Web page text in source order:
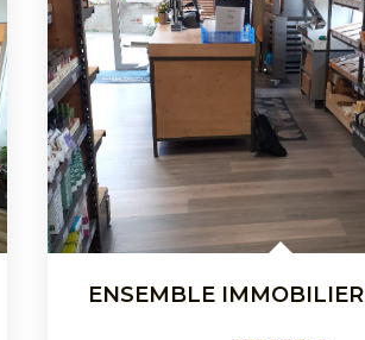
ENSEMBLE IMMOBILIER